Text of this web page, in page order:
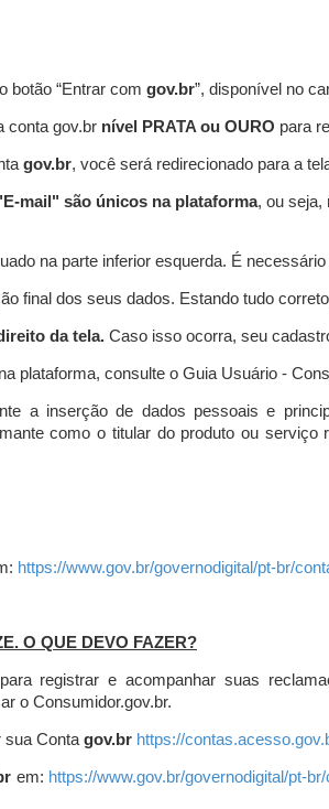
botão “Entrar com gov.br”, disponível no
conta gov.br nível PRATA ou OURO para
gov.br, você será redirecionado para a
mail" são únicos na plataforma, ou seja,
na parte inferior esquerda. É
final dos seus dados. Estando tudo
da tela. Caso isso ocorra, seu
plataforma, consulte o Guia Usuário -
a inserção de dados pessoais e
como o titular do produto ou
https://www.gov.br/governodigital/pt-br/
O QUE DEVO FAZER?
registrar e acompanhar suas
o Consumidor.gov.br.
sua Conta gov.br https://
em: https://www.gov.br/governodigital/pt-